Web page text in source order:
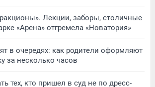
Лекции, заборы, столичные
«Арена» отгремела «Новатория»
в очередях: как родители оформляют
за несколько часов
тех, кто пришел в суд не по дресс-